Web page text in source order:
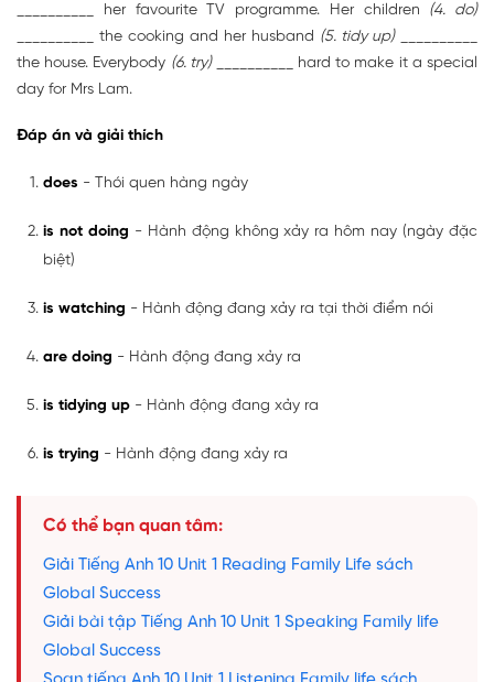
__________ her favourite TV programme. Her children (4. do)
__________ the cooking and her husband (5. tidy up)__________
the house. Everybody (6. try)__________ hard to make it a special
day for Mrs Lam.
Đáp án và giải thích
does - Thói quen hàng ngày
is not doing - Hành động không xảy ra hôm nay (ngày đặc
biệt)
is watching - Hành động đang xảy ra tại thời điểm nói
are doing - Hành động đang xảy ra
is tidying up - Hành động đang xảy ra
is trying - Hành động đang xảy ra
Có thể bạn quan tâm:
Giải Tiếng Anh 10 Unit 1 Reading Family Life sách
Global Success
Giải bài tập Tiếng Anh 10 Unit 1 Speaking Family life
Global Success